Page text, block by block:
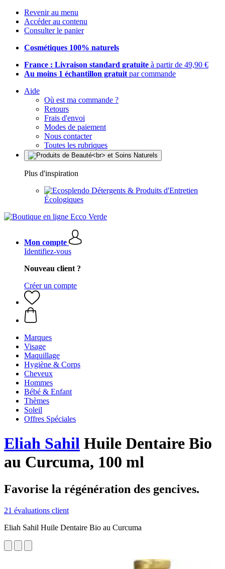
Revenir au menu
Accéder au contenu
Consulter le panier
Cosmétiques 100% naturels
France : Livraison standard gratuite à partir de 49,90 €
Au moins 1 échantillon gratuit par commande
Aide
Où est ma commande ?
Retours
Frais d'envoi
Modes de paiement
Nous contacter
Toutes les rubriques
Plus d'inspiration
Détergents & Produits d'Entretien
Écologiques
Mon compte
Identifiez-vous
Nouveau client ?
Créer un compte
Marques
Visage
Maquillage
Hygiène & Corps
Cheveux
Hommes
Bébé & Enfant
Thèmes
Soleil
Offres Spéciales
Eliah Sahil Huile Dentaire Bio
au Curcuma, 100 ml
Favorise la régénération des gencives.
21 évaluations client
Eliah Sahil Huile Dentaire Bio au Curcuma